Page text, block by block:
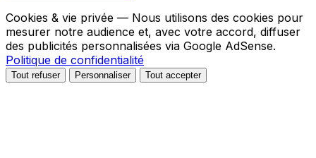
Cookies & vie privée — Nous utilisons des cookies pour
mesurer notre audience et, avec votre accord, diffuser
des publicités personnalisées via Google AdSense.
Politique de confidentialité
Tout refuser Personnaliser Tout accepter